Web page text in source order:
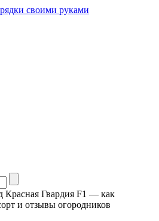
своими руками
Красная Гвардия F1 — как
и отзывы огородников